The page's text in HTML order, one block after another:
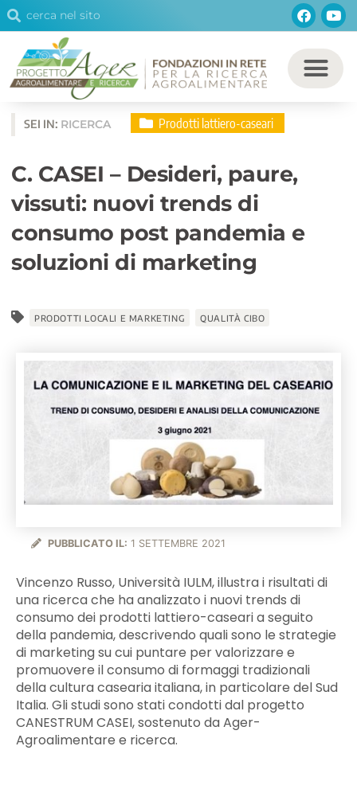
VaiCerca Cerca
SEI IN: RICERCA Prodotti lattiero-caseari
C. CASEI – Desideri, paure,
vissuti: nuovi trends di
consumo post pandemia e
soluzioni di marketing
PRODOTTI LOCALI E MARKETING QUALITÀ CIBO
PUBBLICATO IL: 1 SETTEMBRE 2021
Vincenzo Russo, Università IULM, illustra i risultati di
una ricerca che ha analizzato i nuovi trends di
consumo dei prodotti lattiero-caseari a seguito
della pandemia, descrivendo quali sono le strategie
di marketing su cui puntare per valorizzare e
promuovere il consumo di formaggi tradizionali
della cultura casearia italiana, in particolare del Sud
Italia. Gli studi sono stati condotti dal progetto
CANESTRUM CASEI, sostenuto da Ager-
Agroalimentare e ricerca.